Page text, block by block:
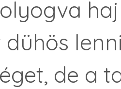
dühös
de a